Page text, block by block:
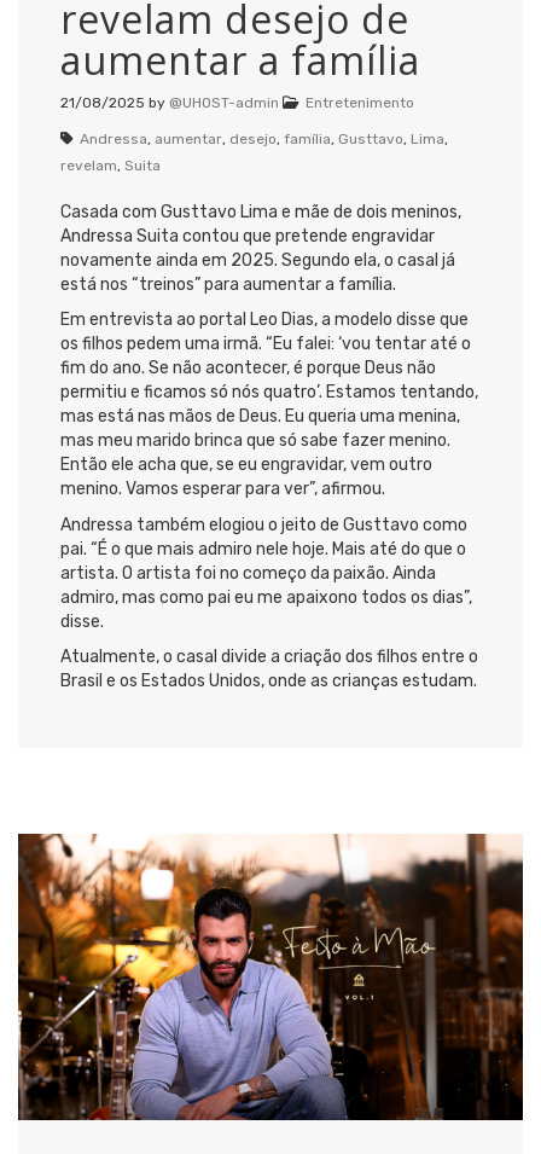
revelam desejo de
aumentar a família
21/08/2025 by @UHOST-admin Entretenimento
Andressa, aumentar, desejo, família, Gusttavo, Lima,
revelam, Suita
Casada com Gusttavo Lima e mãe de dois meninos,
Andressa Suita contou que pretende engravidar
novamente ainda em 2025. Segundo ela, o casal já
está nos “treinos” para aumentar a família.
Em entrevista ao portal Leo Dias, a modelo disse que
os filhos pedem uma irmã. “Eu falei: ‘vou tentar até o
fim do ano. Se não acontecer, é porque Deus não
permitiu e ficamos só nós quatro’. Estamos tentando,
mas está nas mãos de Deus. Eu queria uma menina,
mas meu marido brinca que só sabe fazer menino.
Então ele acha que, se eu engravidar, vem outro
menino. Vamos esperar para ver”, afirmou.
Andressa também elogiou o jeito de Gusttavo como
pai. “É o que mais admiro nele hoje. Mais até do que o
artista. O artista foi no começo da paixão. Ainda
admiro, mas como pai eu me apaixono todos os dias”,
disse.
Atualmente, o casal divide a criação dos filhos entre o
Brasil e os Estados Unidos, onde as crianças estudam.